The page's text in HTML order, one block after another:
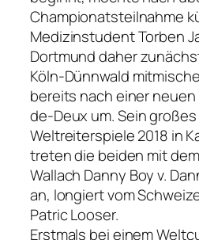
Championatsteilnahme
Medizinstudent Torben
Dortmund daher
Köln-Dünnwald
bereits nach einer
de-Deux um. Sein
Weltreiterspiele 2018 in
treten die beiden mit
Wallach Danny Boy v.
an, longiert vom
Patric Looser.
Erstmals bei einem